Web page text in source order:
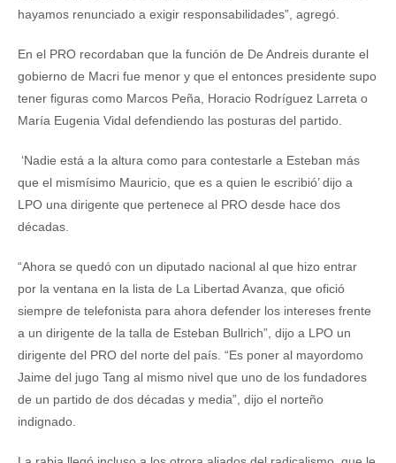
hayamos renunciado a exigir responsabilidades”, agregó.
En el PRO recordaban que la función de De Andreis durante el
gobierno de Macri fue menor y que el entonces presidente supo
tener figuras como Marcos Peña, Horacio Rodríguez Larreta o
María Eugenia Vidal defendiendo las posturas del partido.
‘Nadie está a la altura como para contestarle a Esteban más
que el mismísimo Mauricio, que es a quien le escribió’ dijo a
LPO una dirigente que pertenece al PRO desde hace dos
décadas.
“Ahora se quedó con un diputado nacional al que hizo entrar
por la ventana en la lista de La Libertad Avanza, que ofició
siempre de telefonista para ahora defender los intereses frente
a un dirigente de la talla de Esteban Bullrich”, dijo a LPO un
dirigente del PRO del norte del país. “Es poner al mayordomo
Jaime del jugo Tang al mismo nivel que uno de los fundadores
de un partido de dos décadas y media”, dijo el norteño
indignado.